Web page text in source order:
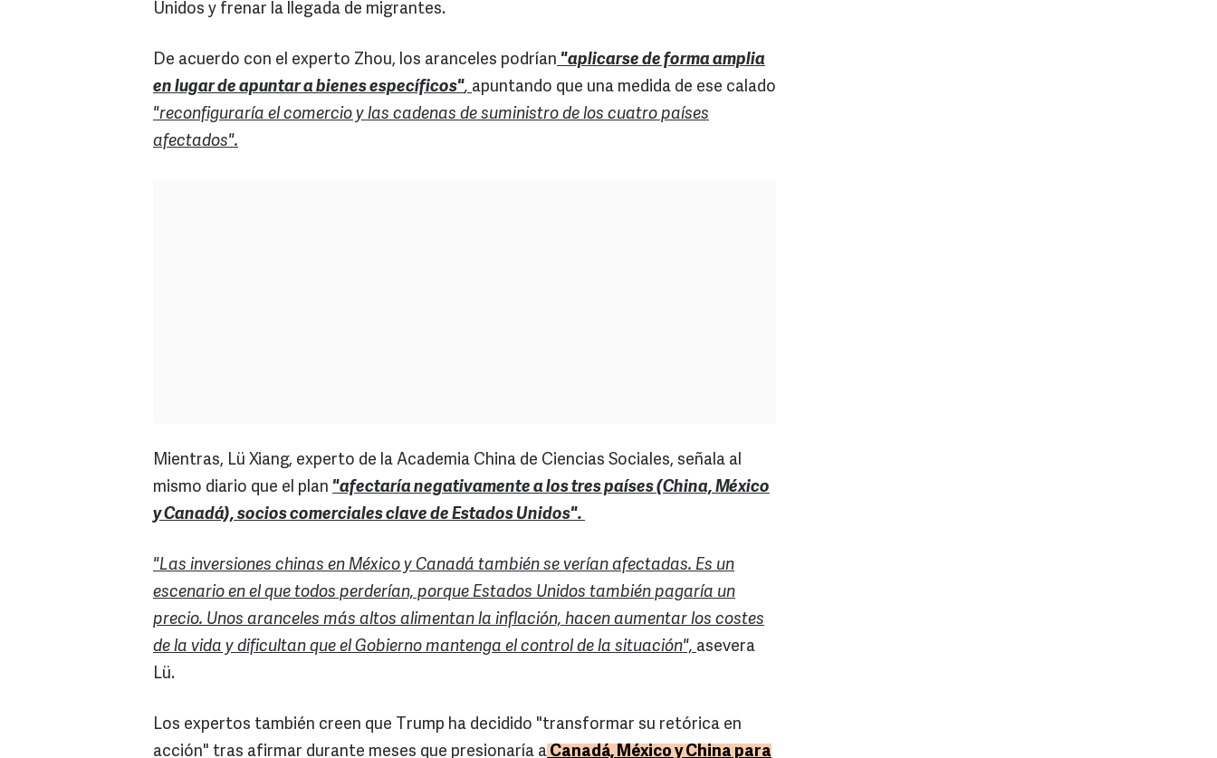
Unidos y frenar la llegada de migrantes.
De acuerdo con el experto Zhou, los aranceles podrían "aplicarse de forma amplia
en lugar de apuntar a bienes específicos", apuntando que una medida de ese calado
"reconfiguraría el comercio y las cadenas de suministro de los cuatro países
afectados".
Mientras, Lü Xiang, experto de la Academia China de Ciencias Sociales, señala al
mismo diario que el plan "afectaría negativamente a los tres países (China, México
y Canadá), socios comerciales clave de Estados Unidos".
"Las inversiones chinas en México y Canadá también se verían afectadas. Es un
escenario en el que todos perderían, porque Estados Unidos también pagaría un
precio. Unos aranceles más altos alimentan la inflación, hacen aumentar los costes
de la vida y dificultan que el Gobierno mantenga el control de la situación", asevera
Lü.
Los expertos también creen que Trump ha decidido "transformar su retórica en
acción" tras afirmar durante meses que presionaría a Canadá, México y China para